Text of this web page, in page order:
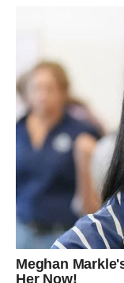
Ako ste nekome
sada neko pruža
Ako ste ostali
se, sada dolazi
Ako ste izgubili
nešto što ima dublji
Karma se okreće
NOVI